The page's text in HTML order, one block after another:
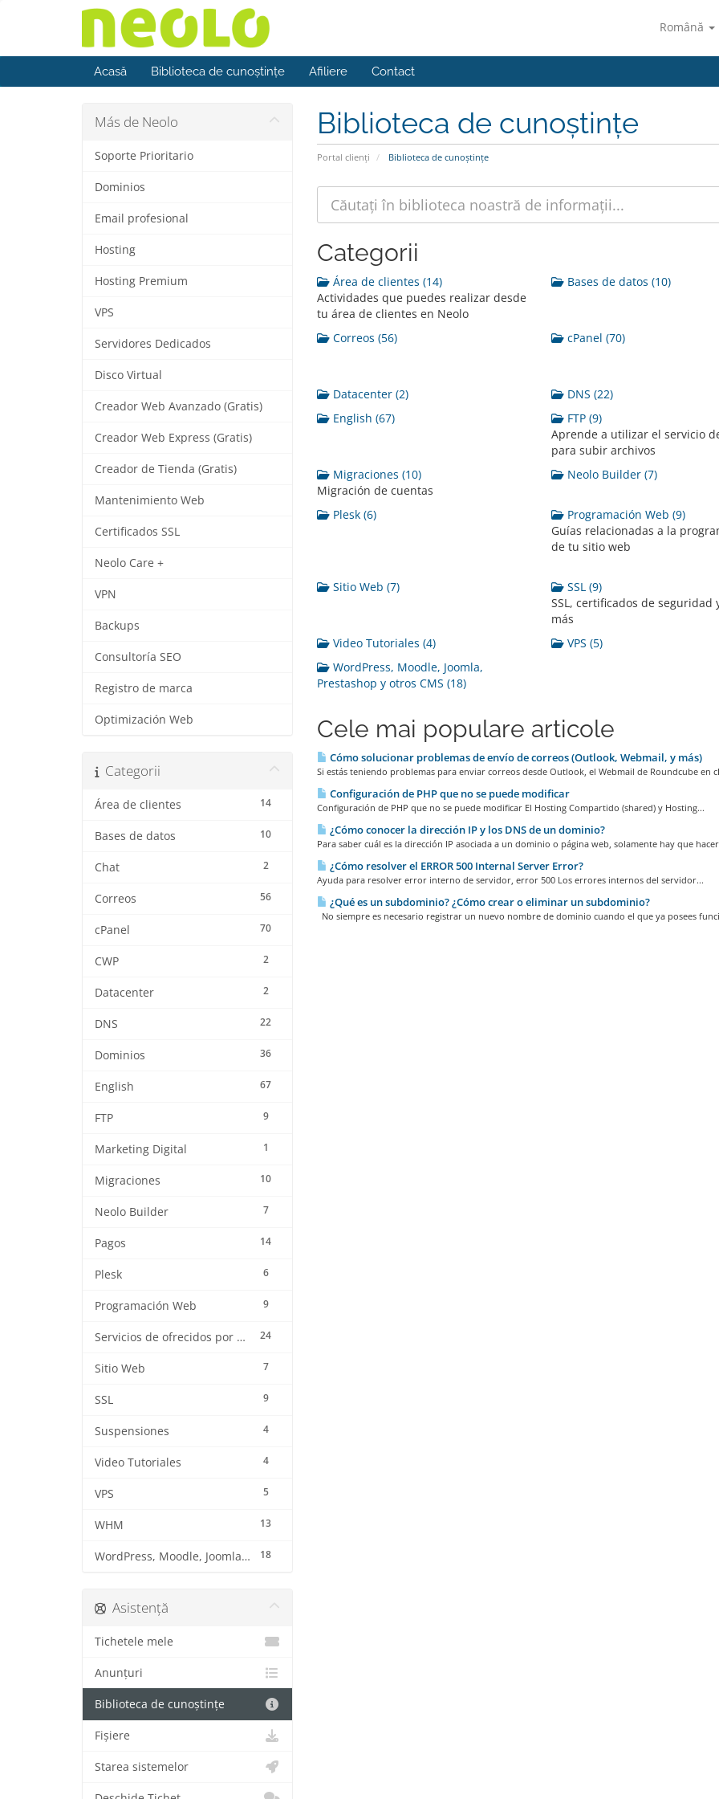
Română
Acasă Biblioteca de cunoștințe Afiliere Contact
Biblioteca de cunoștințe
Portal clienți Biblioteca de cunoștințe
Más de Neolo
Soporte Prioritario
Dominios
Email profesional
Hosting
Hosting Premium
VPS
Servidores Dedicados
Disco Virtual
Creador Web Avanzado (Gratis)
Creador Web Express (Gratis)
Creador de Tienda (Gratis)
Mantenimiento Web
Certificados SSL
Neolo Care +
VPN
Backups
Consultoría SEO
Registro de marca
Optimización Web
Categorii
14
Área de clientes
10
Bases de datos
2
Chat
56
Correos
70
cPanel
2
CWP
2
Datacenter
22
DNS
36
Dominios
67
English
9
FTP
1
Marketing Digital
10
Migraciones
7
Neolo Builder
14
Pagos
6
Plesk
9
Programación Web
24
Servicios de ofrecidos por Neolo
7
Sitio Web
9
SSL
4
Suspensiones
4
Video Tutoriales
5
VPS
13
WHM
18
WordPress, Moodle, Joomla, Prestashop y otros CMS
Categorii
Área de clientes (14)
Actividades que puedes realizar desde
tu área de clientes en Neolo
Bases de datos (10)
Correos (56) cPanel (70)
Datacenter (2)
DNS (22)
English (67)
FTP (9)
Aprende a utilizar el servicio
para subir archivos
Migraciones (10)
Migración de cuentas
Neolo Builder (7)
Plesk (6)
Programación Web (9)
Guías relacionadas a la
de tu sitio web
Sitio Web (7)
SSL (9)
SSL, certificados de seguridad
más
Video Tutoriales (4) VPS (5)
WordPress, Moodle, Joomla,
Prestashop y otros CMS (18)
Cele mai populare articole
Cómo solucionar problemas de envío de correos (Outlook, Webmail, y más)
Si estás teniendo problemas para enviar correos desde Outlook, el Webmail de Roundcube en
Configuración de PHP que no se puede modificar
Configuración de PHP que no se puede modificar El Hosting Compartido (shared) y Hosting...
¿Cómo conocer la dirección IP y los DNS de un dominio?
Para saber cuál es la dirección IP asociada a un dominio o página web, solamente hay que
¿Cómo resolver el ERROR 500 Internal Server Error?
Ayuda para resolver error interno de servidor, error 500 Los errores internos del servidor...
¿Qué es un subdominio? ¿Cómo crear o eliminar un subdominio?
No siempre es necesario registrar un nuevo nombre de dominio cuando el que ya posees
Asistență
Tichetele mele
Anunțuri
Biblioteca de cunoștințe
Fișiere
Starea sistemelor